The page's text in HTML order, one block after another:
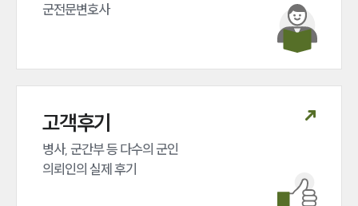
군전문변호사
고객후기
병사, 군간부 등 다수의 군인
의뢰인의 실제 후기